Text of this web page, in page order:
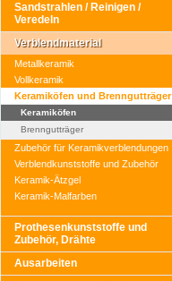
Sandstrahlen / Reinigen /
Veredeln
Verblendmaterial
Metallkeramik
Vollkeramik
Keramiköfen und Brenngutträger
Keramiköfen
Brenngutträger
Zubehör für Keramikverblendungen
Verblendkunststoffe und Zubehör
Keramik-Ätzgel
Keramik-Malfarben
Prothesenkunststoffe und
Zubehör, Drähte
Ausarbeiten